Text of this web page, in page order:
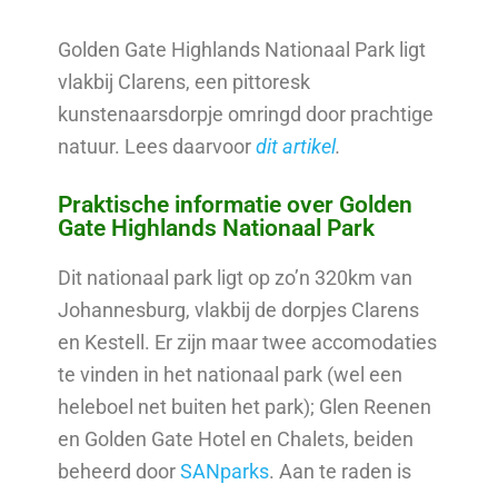
Golden Gate Highlands Nationaal Park ligt
vlakbij Clarens, een pittoresk
kunstenaarsdorpje omringd door prachtige
natuur. Lees daarvoordit artikel.
Praktische informatie over Golden
Gate Highlands Nationaal Park
Dit nationaal park ligt op zo’n 320km van
Johannesburg, vlakbij de dorpjes Clarens
en Kestell. Er zijn maar twee accomodaties
te vinden in het nationaal park (wel een
heleboel net buiten het park); Glen Reenen
en Golden Gate Hotel en Chalets, beiden
beheerd doorSANparks. Aan te raden is